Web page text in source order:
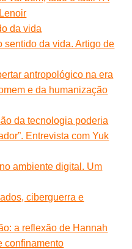
da vida
sentido da vida. Artigo de
antropológico na era
e da humanização
da tecnologia poderia
Entrevista com Yuk
ambiente digital. Um
ciberguerra e
a reflexão de Hannah
confinamento